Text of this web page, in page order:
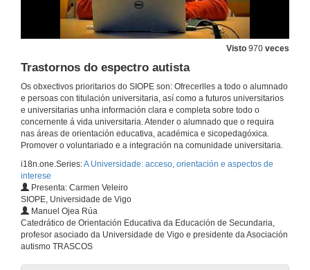
Visto 970 veces
Trastornos do espectro autista
Os obxectivos prioritarios do SIOPE son: Ofrecerlles a todo o alumnado
e persoas con titulación universitaria, así como a futuros universitarios
e universitarias unha información clara e completa sobre todo o
concernente á vida universitaria. Atender o alumnado que o requira
nas áreas de orientación educativa, académica e sicopedagóxica.
Promover o voluntariado e a integración na comunidade universitaria.
i18n.one.Series:A Universidade: acceso, orientación e aspectos de
interese
Presenta: Carmen Veleiro
SIOPE, Universidade de Vigo
Manuel Ojea Rúa
Catedrático de Orientación Educativa da Educación de Secundaria,
profesor asociado da Universidade de Vigo e presidente da Asociación
autismo TRASCOS
6 de feb. de 2017
Testemuño alumnos - Alumna mentora - Telecomunicación
6 de feb. de 2017
Testemuño alumnos - Alumna mentora - Telecomunicación
6 de feb. de 2017
Testimonio alumnos - Delegación Alumnos Fac CC Educación y del Deporte
6 de feb. de 2017
Outras universidades - Orientación na Universidade Politécnica de Valencia